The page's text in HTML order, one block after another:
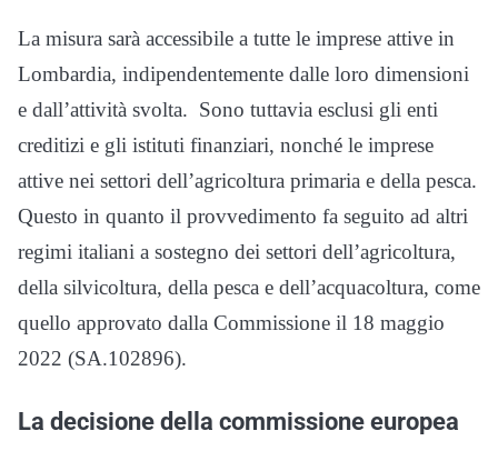
La misura sarà accessibile a tutte le imprese attive in
Lombardia, indipendentemente dalle loro dimensioni
e dall’attività svolta. Sono tuttavia esclusi gli enti
creditizi e gli istituti finanziari, nonché le imprese
attive nei settori dell’agricoltura primaria e della pesca.
Questo in quanto il provvedimento fa seguito ad altri
regimi italiani a sostegno dei settori dell’agricoltura,
della silvicoltura, della pesca e dell’acquacoltura, come
quello approvato dalla Commissione il 18 maggio
2022 (SA.102896).
La decisione della commissione europea